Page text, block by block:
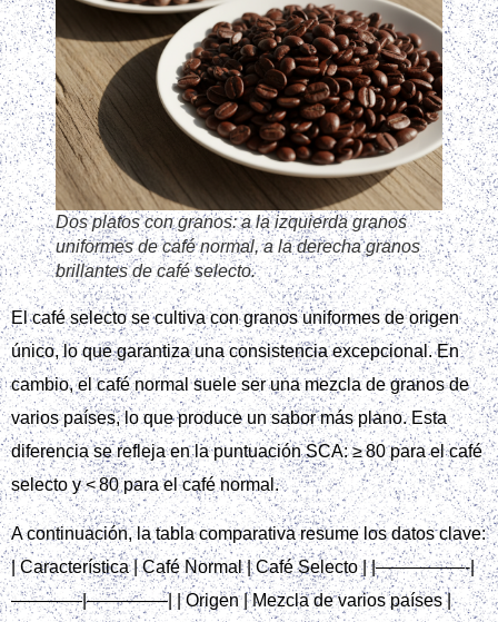
Dos platos con granos: a la izquierda granos
uniformes de café normal, a la derecha granos
brillantes de café selecto.
El café selecto se cultiva con granos uniformes de origen
único, lo que garantiza una consistencia excepcional. En
cambio, el café normal suele ser una mezcla de granos de
varios países, lo que produce un sabor más plano. Esta
diferencia se refleja en la puntuación SCA: ≥ 80 para el café
selecto y < 80 para el café normal.
A continuación, la tabla comparativa resume los datos clave:
| Característica | Café Normal | Café Selecto | |—————-|
————|————–| | Origen | Mezcla de varios países |